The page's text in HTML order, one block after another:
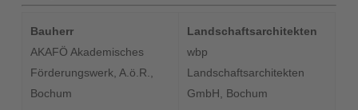
Bauherr
AKAFÖ Akademisches
Förderungswerk, A.ö.R.,
Bochum
Landschaftsarchitekten
wbp
Landschaftsarchitekten
GmbH, Bochum